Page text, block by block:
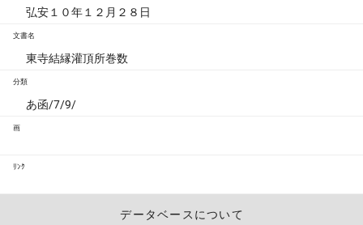
弘安１０年１２月２８日
文書名
東寺結縁灌頂所巻数
分類
あ函/7/9/
画
ﾘﾝｸ
データベースについて